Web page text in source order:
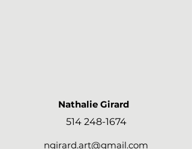
Nathalie Girard
514 248-1674
ngirard.art@gmail.com